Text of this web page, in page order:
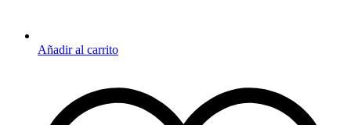
Añadir al carrito